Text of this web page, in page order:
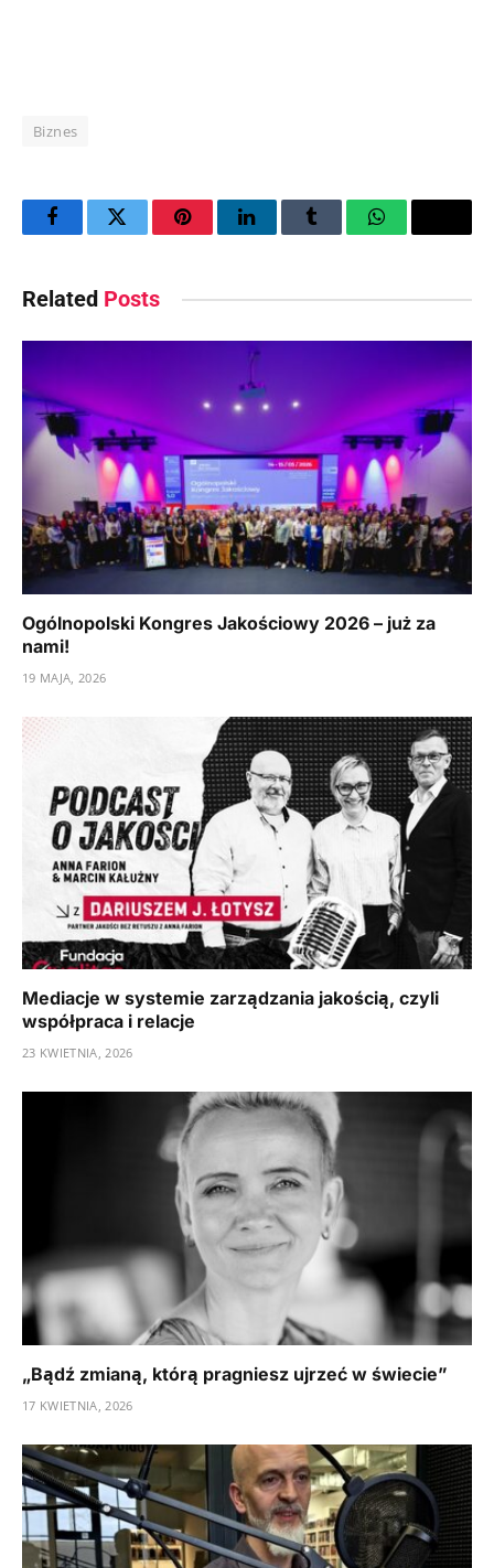
Biznes
FacebookTwitter PinterestLinkedInTumblr WhatsAppEmail
Related Posts
Ogólnopolski Kongres Jakościowy 2026 – już za
nami!
19 MAJA, 2026
Mediacje w systemie zarządzania jakością, czyli
współpraca i relacje
23 KWIETNIA, 2026
„Bądź zmianą, którą pragniesz ujrzeć w świecie”
17 KWIETNIA, 2026